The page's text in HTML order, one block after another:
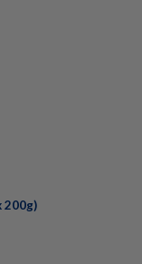
200g)